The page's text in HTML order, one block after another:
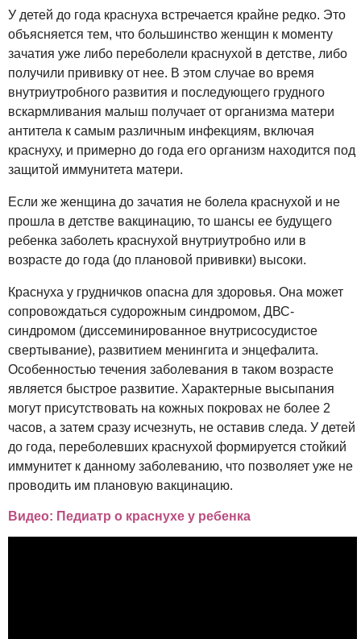
У детей до года краснуха встречается крайне редко. Это
объясняется тем, что большинство женщин к моменту
зачатия уже либо переболели краснухой в детстве, либо
получили прививку от нее. В этом случае во время
внутриутробного развития и последующего грудного
вскармливания малыш получает от организма матери
антитела к самым различным инфекциям, включая
краснуху, и примерно до года его организм находится под
защитой иммунитета матери.
Если же женщина до зачатия не болела краснухой и не
прошла в детстве вакцинацию, то шансы ее будущего
ребенка заболеть краснухой внутриутробно или в
возрасте до года (до плановой прививки) высоки.
Краснуха у грудничков опасна для здоровья. Она может
сопровождаться судорожным синдромом, ДВС-
синдромом (диссеминированное внутрисосудистое
свертывание), развитием менингита и энцефалита.
Особенностью течения заболевания в таком возрасте
является быстрое развитие. Характерные высыпания
могут присутствовать на кожных покровах не более 2
часов, а затем сразу исчезнуть, не оставив следа. У детей
до года, переболевших краснухой формируется стойкий
иммунитет к данному заболеванию, что позволяет уже не
проводить им плановую вакцинацию.
Видео: Педиатр о краснухе у ребенка